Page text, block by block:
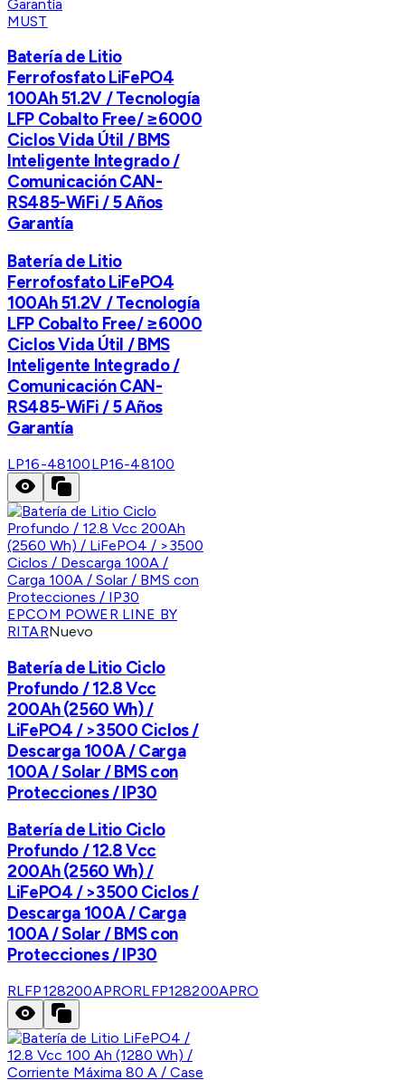
MUST
Batería de Litio
Ferrofosfato LiFePO4
100Ah 51.2V / Tecnología
LFP Cobalto Free/ ≥6000
Ciclos Vida Útil / BMS
Inteligente Integrado /
Comunicación CAN-
RS485-WiFi / 5 Años
Garantía
Batería de Litio
Ferrofosfato LiFePO4
100Ah 51.2V / Tecnología
LFP Cobalto Free/ ≥6000
Ciclos Vida Útil / BMS
Inteligente Integrado /
Comunicación CAN-
RS485-WiFi / 5 Años
Garantía
LP16-48100LP16-48100
EPCOM POWER LINE BY
RITARNuevo
Batería de Litio Ciclo
Profundo / 12.8 Vcc
200Ah (2560 Wh) /
LiFePO4 / >3500 Ciclos /
Descarga 100A / Carga
100A / Solar / BMS con
Protecciones / IP30
Batería de Litio Ciclo
Profundo / 12.8 Vcc
200Ah (2560 Wh) /
LiFePO4 / >3500 Ciclos /
Descarga 100A / Carga
100A / Solar / BMS con
Protecciones / IP30
RLFP128200APRORLFP128200APRO